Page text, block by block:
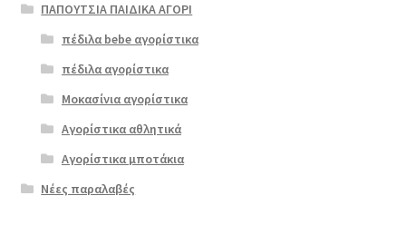
ΠΑΠΟΥΤΣΙΑ ΠΑΙΔΙΚΑ ΑΓΟΡΙ
πέδιλα bebe αγορίστικα
πέδιλα αγορίστικα
Μοκασίνια αγορίστικα
Αγορίστικα αθλητικά
Αγορίστικα μποτάκια
Νέες παραλαβές